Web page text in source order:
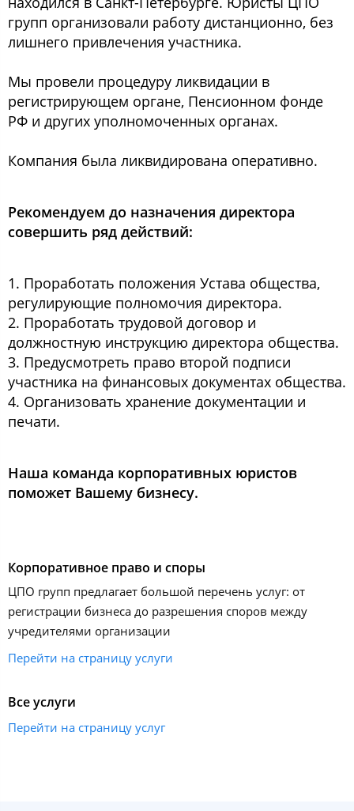
групп организовали работу дистанционно, без
лишнего привлечения участника.
Мы провели процедуру ликвидации в
регистрирующем органе, Пенсионном фонде
РФ и других уполномоченных органах.
Компания была ликвидирована оперативно.
Рекомендуем до назначения директора
совершить ряд действий:
1. Проработать положения Устава общества,
регулирующие полномочия директора.
2. Проработать трудовой договор и
должностную инструкцию директора общества.
3. Предусмотреть право второй подписи
участника на финансовых документах общества.
4. Организовать хранение документации и
печати.
Наша команда корпоративных юристов
поможет Вашему бизнесу.
Корпоративное право и споры
ЦПО групп предлагает большой перечень услуг: от
регистрации бизнеса до разрешения споров между
учредителями организации
Перейти на страницу услуги
Все услуги
Перейти на страницу услуг